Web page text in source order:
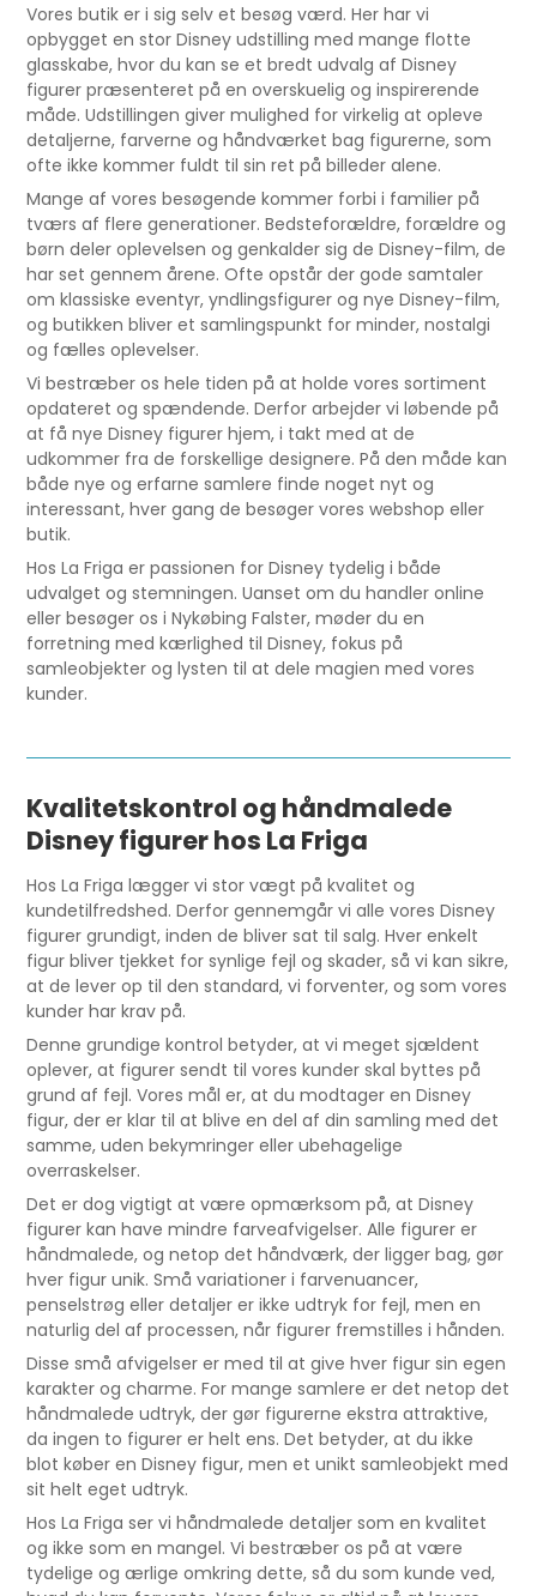
Vores butik er i sig selv et besøg værd. Her har vi
opbygget en stor Disney udstilling med mange flotte
glasskabe, hvor du kan se et bredt udvalg af Disney
figurer præsenteret på en overskuelig og inspirerende
måde. Udstillingen giver mulighed for virkelig at opleve
detaljerne, farverne og håndværket bag figurerne, som
ofte ikke kommer fuldt til sin ret på billeder alene.
Mange af vores besøgende kommer forbi i familier på
tværs af flere generationer. Bedsteforældre, forældre og
børn deler oplevelsen og genkalder sig de Disney-film, de
har set gennem årene. Ofte opstår der gode samtaler
om klassiske eventyr, yndlingsfigurer og nye Disney-film,
og butikken bliver et samlingspunkt for minder, nostalgi
og fælles oplevelser.
Vi bestræber os hele tiden på at holde vores sortiment
opdateret og spændende. Derfor arbejder vi løbende på
at få nye Disney figurer hjem, i takt med at de
udkommer fra de forskellige designere. På den måde kan
både nye og erfarne samlere finde noget nyt og
interessant, hver gang de besøger vores webshop eller
butik.
Hos La Friga er passionen for Disney tydelig i både
udvalget og stemningen. Uanset om du handler online
eller besøger os i Nykøbing Falster, møder du en
forretning med kærlighed til Disney, fokus på
samleobjekter og lysten til at dele magien med vores
kunder.
Kvalitetskontrol og håndmalede
Disney figurer hos La Friga
Hos La Friga lægger vi stor vægt på kvalitet og
kundetilfredshed. Derfor gennemgår vi alle vores Disney
figurer grundigt, inden de bliver sat til salg. Hver enkelt
figur bliver tjekket for synlige fejl og skader, så vi kan sikre,
at de lever op til den standard, vi forventer, og som vores
kunder har krav på.
Denne grundige kontrol betyder, at vi meget sjældent
oplever, at figurer sendt til vores kunder skal byttes på
grund af fejl. Vores mål er, at du modtager en Disney
figur, der er klar til at blive en del af din samling med det
samme, uden bekymringer eller ubehagelige
overraskelser.
Det er dog vigtigt at være opmærksom på, at Disney
figurer kan have mindre farveafvigelser. Alle figurer er
håndmalede, og netop det håndværk, der ligger bag, gør
hver figur unik. Små variationer i farvenuancer,
penselstrøg eller detaljer er ikke udtryk for fejl, men en
naturlig del af processen, når figurer fremstilles i hånden.
Disse små afvigelser er med til at give hver figur sin egen
karakter og charme. For mange samlere er det netop det
håndmalede udtryk, der gør figurerne ekstra attraktive,
da ingen to figurer er helt ens. Det betyder, at du ikke
blot køber en Disney figur, men et unikt samleobjekt med
sit helt eget udtryk.
Hos La Friga ser vi håndmalede detaljer som en kvalitet
og ikke som en mangel. Vi bestræber os på at være
tydelige og ærlige omkring dette, så du som kunde ved,